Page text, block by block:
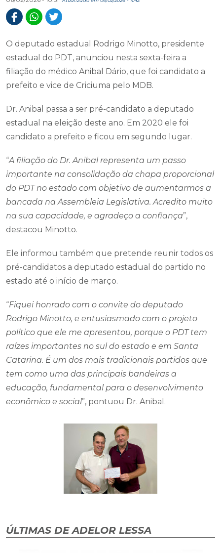
O deputado estadual Rodrigo Minotto, presidente
estadual do PDT, anunciou nesta sexta-feira a
filiação do médico Anibal Dário, que foi candidato a
prefeito e vice de Criciuma pelo MDB.
Dr. Anibal passa a ser pré-candidato a deputado
estadual na eleição deste ano. Em 2020 ele foi
candidato a prefeito e ficou em segundo lugar.
“A filiação do Dr. Anibal representa um passo
importante na consolidação da chapa proporcional
do PDT no estado com objetivo de aumentarmos a
bancada na Assembleia Legislativa. Acredito muito
na sua capacidade, e agradeço a confiança”,
destacou Minotto.
Ele informou também que pretende reunir todos os
pré-candidatos a deputado estadual do partido no
estado até o início de março.
“Fiquei honrado com o convite do deputado
Rodrigo Minotto, e entusiasmado com o projeto
político que ele me apresentou, porque o PDT tem
raízes importantes no sul do estado e em Santa
Catarina. É um dos mais tradicionais partidos que
tem como uma das principais bandeiras a
educação, fundamental para o desenvolvimento
econômico e social”, pontuou Dr. Anibal.
ÚLTIMAS DE ADELOR LESSA